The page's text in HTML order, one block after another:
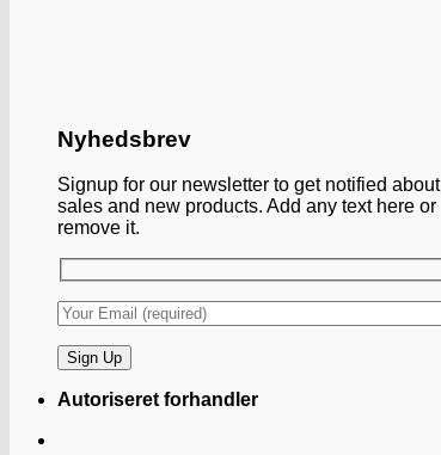
Nyhedsbrev
Signup for our newsletter to get notified about
sales and new products. Add any text here or
remove it.
Autoriseret forhandler